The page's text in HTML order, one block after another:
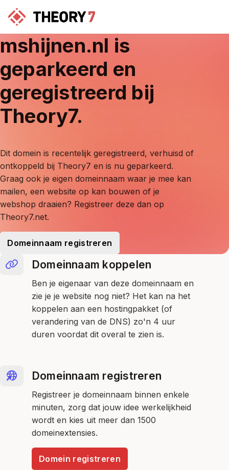
mshijnen.nl is
geparkeerd en
geregistreerd bij
Theory7.
Dit domein is recentelijk geregistreerd, verhuisd of
ontkoppeld bij Theory7 en is nu geparkeerd.
Graag ook je eigen domeinnaam waar je mee kan
mailen, een website op kan bouwen of je
webshop draaien? Registreer deze dan op
Theory7.net.
Domeinnaam registreren
Domeinnaam koppelen
Ben je eigenaar van deze domeinnaam en
zie je je website nog niet? Het kan na het
koppelen aan een hostingpakket (of
verandering van de DNS) zo'n 4 uur
duren voordat dit overal te zien is.
Domeinnaam registreren
Registreer je domeinnaam binnen enkele
minuten, zorg dat jouw idee werkelijkheid
wordt en kies uit meer dan 1500
domeinextensies.
Domein registreren